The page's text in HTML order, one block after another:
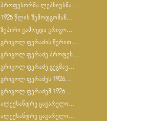
პროფესორმა ლეპსიუსმა...
1925 წლის შემოდგომაზ...
ზეპირი გამოცდა გრიგო...
გრიგოლ ფერაძის წერით...
გრიგოლ ფერაძე პროფეს...
გრიგოლ ფერაძე გეგმავ...
გრიგოლ ფერაძეს 1926...
გრიგოლ ფერაძემ 1926...
ალექსანდრე ცაგარელი...
ალექსანდრე ცაგარელი...